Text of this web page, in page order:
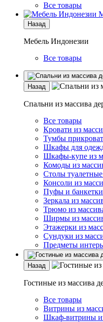
Все товары
Назад
Мебель Индонезии
Все товары
Назад
Спальни из массива
Все товары
Кровати из
Тумбы
Шкафы для
Шкафы-купе из
Комоды из
Столы туалетные
Консоли из
Пуфы и банкетки
Зеркала из
Трюмо из
Ширмы из
Этажерки из
Сундуки из
Предметы
Назад
Гостиные из массива
Все товары
Витрины из
Шкаф-витрины